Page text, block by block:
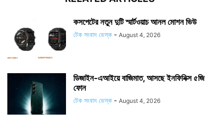
কসপেটের নতুন দুটি স্মার্টওয়াচ আনল মোশন ভিউ
টেক সংবাদ ডেস্ক - August 4, 2026
ডিজাইন-এআইয়ে বাজিমাত, আসছে ইনফিনিক্স ৫জি
ফোন
টেক সংবাদ ডেস্ক - August 4, 2026